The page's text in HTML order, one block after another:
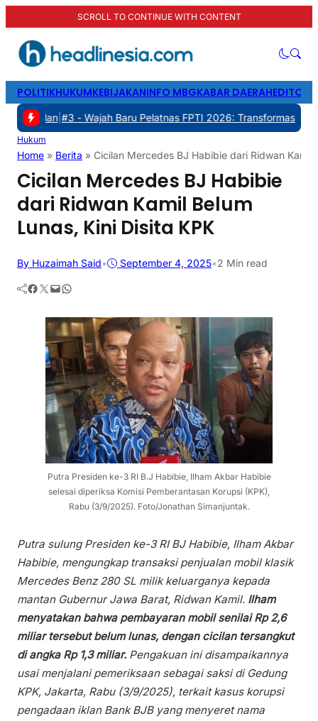
SCROLL TO CONTINUE WITH CONTENT
POLITIKHUKUMKEBIJAKANINFO MBGKABAR DAERAH
#3 - Wajah Baru Pelatnas FPTI 2026: Transformasi Manajemen,
Hukum
Home » Berita » Cicilan Mercedes BJ Habibie dari Ridwan Kamil
Cicilan Mercedes BJ Habibie
dari Ridwan Kamil Belum
Lunas, Kini Disita KPK
By Huzaimah Said• September 4, 2025•2 Min read
Facebook Twitter Mail WhatsApp
Putra Presiden ke-3 RI B.J Habibie, Ilham Akbar Habibie
selesai diperiksa Komisi Pemberantasan Korupsi (KPK),
Rabu (3/9/2025). Foto/Jonathan Simanjuntak.
Putra sulung Presiden ke-3 RI BJ Habibie, Ilham Akbar
Habibie, mengungkap transaksi penjualan mobil klasik
Mercedes Benz 280 SL milik keluarganya kepada
mantan Gubernur Jawa Barat, Ridwan Kamil. Ilham
menyatakan bahwa pembayaran mobil senilai Rp 2,6
miliar tersebut belum lunas, dengan cicilan tersangkut
di angka Rp 1,3 miliar. Pengakuan ini disampaikannya
usai menjalani pemeriksaan sebagai saksi di Gedung
KPK, Jakarta, Rabu (3/9/2025), terkait kasus korupsi
pengadaan iklan Bank BJB yang menyeret nama